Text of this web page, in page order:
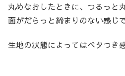
丸めなおしたときに、つるっと
面がだらっと締まりのない感じで
生地の状態によってはベタつき